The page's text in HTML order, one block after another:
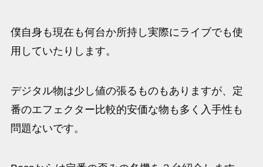
僕自身も現在も何台か所持し実際にライブでも使
用していたりします。
デジタル物は少し値の張るものもありますが、定
番のエフェクター比較的安価な物も多く入手性も
問題ないです。